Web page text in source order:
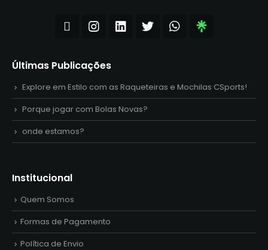
Últimas Publicações
Explore em Estilo com as Raqueteiras e Mochilas CSports!
Porque jogar com Bolas Novas?
onde estamos?
Institucional
Quem Somos
Formas de Pagamento
Política de Envio